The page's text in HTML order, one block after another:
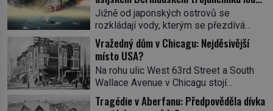
ve spárech neznámé síly?
Jižně od japonských ostrovů se
rozkládají vody, kterým se přezdívá
Ďáblovo moře. Vypráví se o lodích
mizejících beze stopy, podivných
světlech, zrádných proudech i mořských
dracích, kteří měli tyto končiny střežit už
v dávných legendách. Je tichomořský
Dračí trojúhelník skutečně prokletým
Vražedný dům v Chicagu: Nejděsivější
místo USA?
Na rohu ulic West 63rd Street a South
Wallace Avenue v Chicagu stojí
nenápadná pošta. Nemá žádný speciální
nápis ani pamětní desku. A přesto prý
Tragédie v Aberfanu: Předpověděla dívka